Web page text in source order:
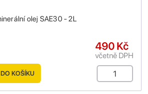
olej SAE30 - 2L
490 Kč
včetně DPH
KOŠÍKU